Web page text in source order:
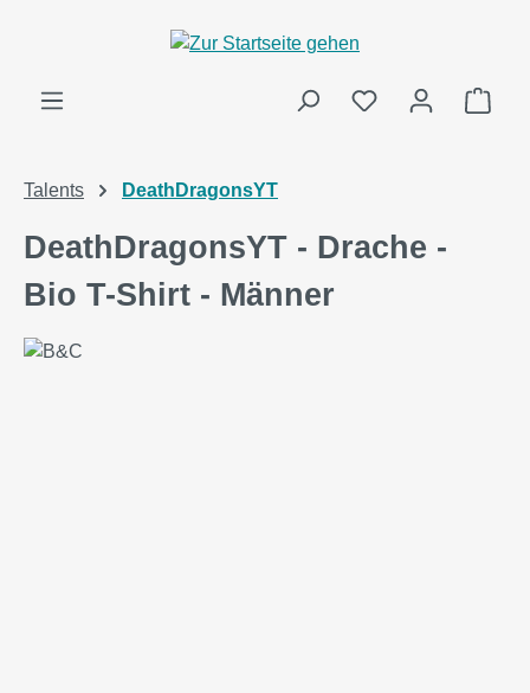
Talents DeathDragonsYT
DeathDragonsYT - Drache -
Bio T-Shirt - Männer